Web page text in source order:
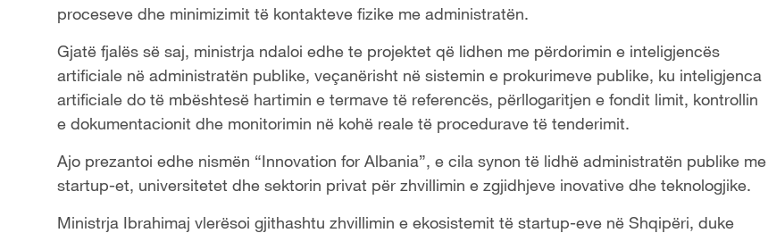
proceseve dhe minimizimit të kontakteve fizike me administratën.
Gjatë fjalës së saj, ministrja ndaloi edhe te projektet që lidhen me përdorimin e inteligjencës
artificiale në administratën publike, veçanërisht në sistemin e prokurimeve publike, ku inteligjenca
artificiale do të mbështesë hartimin e termave të referencës, përllogaritjen e fondit limit, kontrollin
e dokumentacionit dhe monitorimin në kohë reale të procedurave të tenderimit.
Ajo prezantoi edhe nismën “Innovation for Albania”, e cila synon të lidhë administratën publike me
startup-et, universitetet dhe sektorin privat për zhvillimin e zgjidhjeve inovative dhe teknologjike.
Ministrja Ibrahimaj vlerësoi gjithashtu zhvillimin e ekosistemit të startup-eve në Shqipëri, duke